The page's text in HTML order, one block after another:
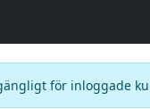
för inloggade